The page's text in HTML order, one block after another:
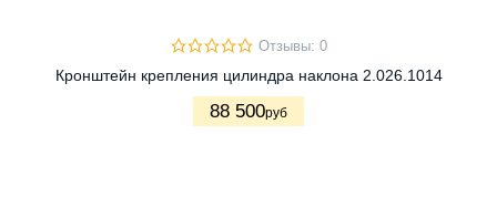
Отзывы: 0
Кронштейн крепления цилиндра наклона 2.026.1014
88 500руб